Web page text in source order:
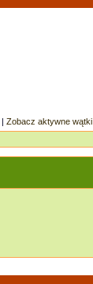
| Zobacz aktywne wątki